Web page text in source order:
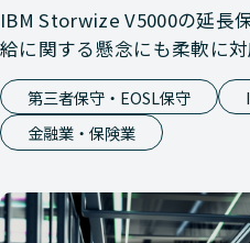
IBM Storwize V5000の延長
給に関する懸念にも柔軟に
第三者保守・EOSL保守
金融業・保険業